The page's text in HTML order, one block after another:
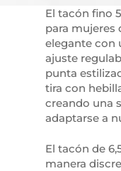
El tacón fino
para mujeres
elegante con
ajuste
punta
tira con
creando una
adaptarse a
El tacón de
manera